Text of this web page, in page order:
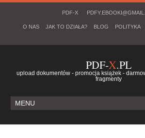
PDF-X
O NAS JAK TO DZIAŁA? BLOG POLITYKA
PDF-X.PL
upload dokumentów - promocja książek -
fragmenty